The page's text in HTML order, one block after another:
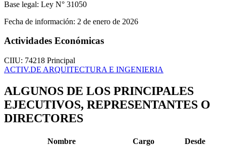
Base legal: Ley N° 31050
Fecha de información: 2 de enero de 2026
Actividades Económicas
CIIU: 74218 Principal
ACTIV.DE ARQUITECTURA E INGENIERIA
ALGUNOS DE LOS PRINCIPALES
EJECUTIVOS, REPRESENTANTES O
DIRECTORES
Nombre Cargo
Desde